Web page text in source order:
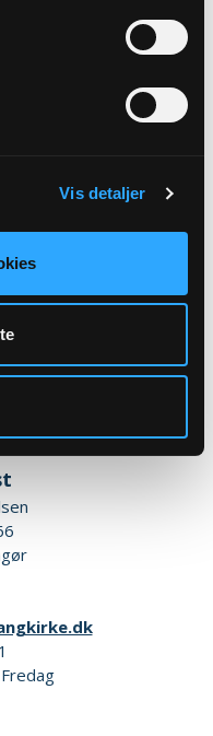
Vis detaljer
forudgående aftale